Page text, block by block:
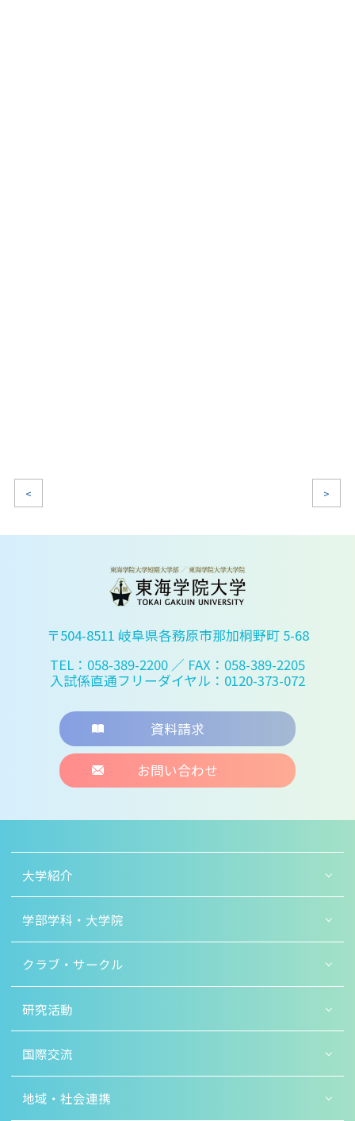
< >
〒504-8511 岐阜県各務原市那加桐野町 5-68
TEL：058-389-2200 ／ FAX：058-389-2205
入試係直通フリーダイヤル：0120-373-072
資料請求
お問い合わせ
大学紹介
学部学科・大学院
クラブ・サークル
研究活動
国際交流
地域・社会連携